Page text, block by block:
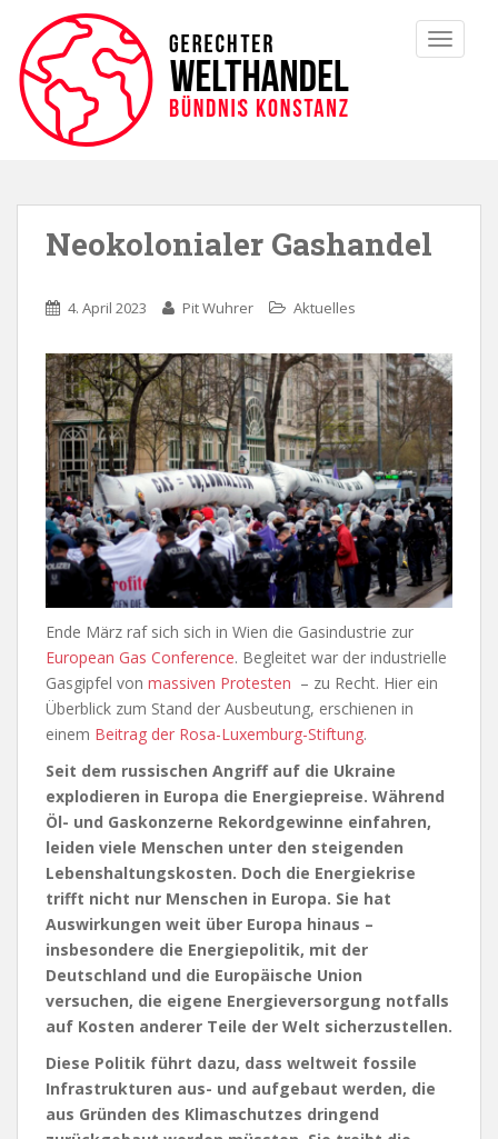
Neokolonialer Gashandel
4. April 2023 Pit Wuhrer Aktuelles
Ende März raf sich sich in Wien die Gasindustrie zur
European Gas Conference. Begleitet war der industrielle
Gasgipfel von massiven Protesten – zu Recht. Hier ein
Überblick zum Stand der Ausbeutung, erschienen in
einem Beitrag der Rosa-Luxemburg-Stiftung.
Seit dem russischen Angriff auf die Ukraine
explodieren in Europa die Energiepreise. Während
Öl- und Gaskonzerne Rekordgewinne einfahren,
leiden viele Menschen unter den steigenden
Lebenshaltungskosten. Doch die Energiekrise
trifft nicht nur Menschen in Europa. Sie hat
Auswirkungen weit über Europa hinaus –
insbesondere die Energiepolitik, mit der
Deutschland und die Europäische Union
versuchen, die eigene Energieversorgung notfalls
auf Kosten anderer Teile der Welt sicherzustellen.
Diese Politik führt dazu, dass weltweit fossile
Infrastrukturen aus- und aufgebaut werden, die
aus Gründen des Klimaschutzes dringend